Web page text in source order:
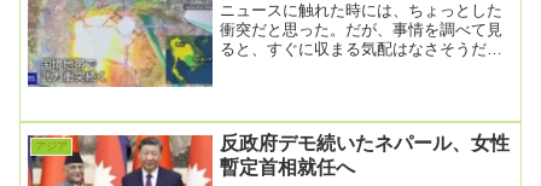
ニュースに触れた時には、ちょっとした
衝突だと思った。だが、事情を調べて見
ると、すぐに収まる気配はなさそうだ。
アジア
反政府デモ続いたネパール、女性
暫定首相就任へ